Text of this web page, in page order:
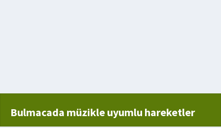
Bulmacada müzikle uyumlu hareketler